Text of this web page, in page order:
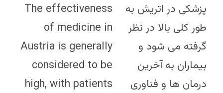
The effectiveness
of medicine in
Austria is generally
considered to be
high, with patients
پزشکی در اتریش به
طور کلی بالا در نظر
گرفته می شود و
بیماران به آخرین
درمان ها و فناوری